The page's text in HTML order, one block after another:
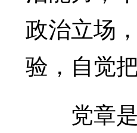
政治立场
验，自觉
党章是